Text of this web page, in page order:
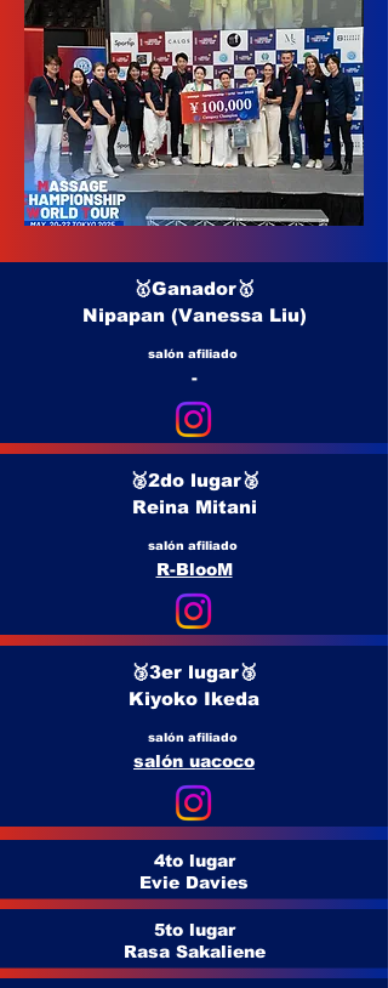
🥇Ganador🥇
Nipapan (Vanessa Liu)
salón afiliado
-
🥈2do lugar🥈
Reina Mitani
salón afiliado
R-BlooM
🥉3er lugar🥉
Kiyoko Ikeda
salón afiliado
salón uacoco
4to lugar
Evie Davies
5to lugar
Rasa Sakaliene